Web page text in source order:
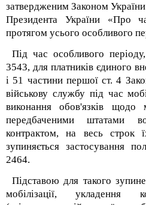
затвердженим Законом
Президента України «Про
протягом усього особливого
Під час особливого
3543, для платників єдиного
і 51 частини першої ст. 4
військову службу під час
виконання обов'язків щодо
передбаченими штатами
контрактом, на весь строк
зупиняється застосування
2464.
Підставою для такого
мобілізації, укладення